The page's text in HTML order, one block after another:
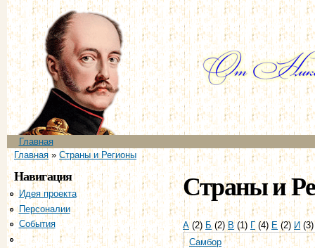
Главное меню
Главная
Вы здесь
Главная» Страны и Регионы
Навигация
Идея проекта
Персоналии
События
Страны и регионы
Страны и
А(2)Б(2)В(1) Г(4) Е (2) И
Самбор